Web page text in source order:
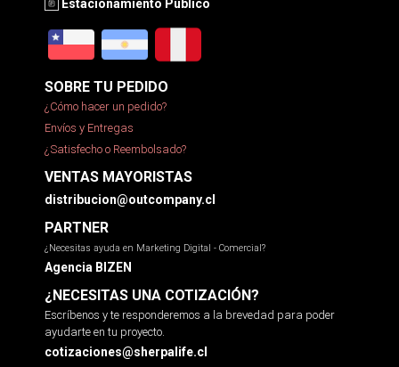
Estacionamiento Público
SOBRE TU PEDIDO
¿Cómo hacer un pedido?
Envíos y Entregas
¿Satisfecho o Reembolsado?
VENTAS MAYORISTAS
distribucion@outcompany.cl
PARTNER
¿Necesitas ayuda en Marketing Digital - Comercial?
Agencia BIZEN
¿NECESITAS UNA COTIZACIÓN?
Escríbenos y te responderemos a la brevedad para poder
ayudarte en tu proyecto.
cotizaciones@sherpalife.cl